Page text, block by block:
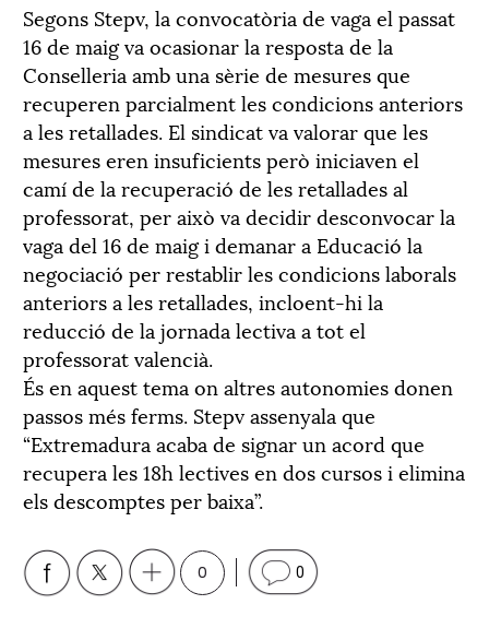
Segons Stepv, la convocatòria de vaga el passat
16 de maig va ocasionar la resposta de la
Conselleria amb una sèrie de mesures que
recuperen parcialment les condicions anteriors
a les retallades. El sindicat va valorar que les
mesures eren insuficients però iniciaven el
camí de la recuperació de les retallades al
professorat, per això va decidir desconvocar la
vaga del 16 de maig i demanar a Educació la
negociació per restablir les condicions laborals
anteriors a les retallades, incloent-hi la
reducció de la jornada lectiva a tot el
professorat valencià.
És en aquest tema on altres autonomies donen
passos més ferms. Stepv assenyala que
“Extremadura acaba de signar un acord que
recupera les 18h lectives en dos cursos i elimina
els descomptes per baixa”.
0 0